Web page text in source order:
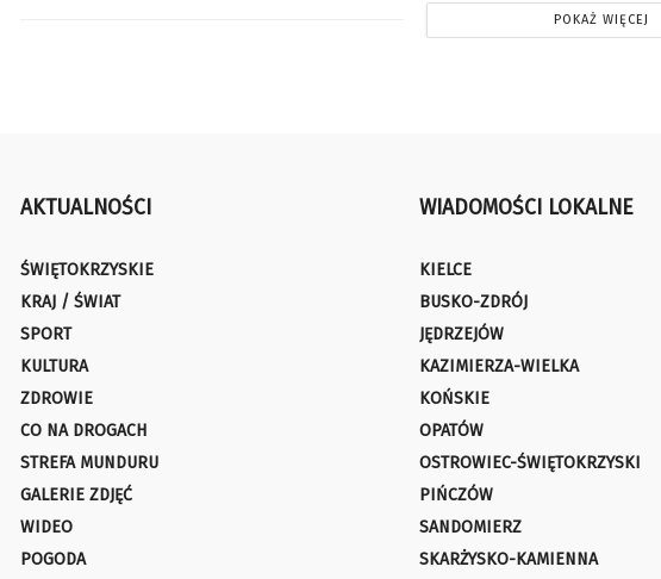
POKAŻ WIĘCEJ
AKTUALNOŚCI
ŚWIĘTOKRZYSKIE
KRAJ / ŚWIAT
SPORT
KULTURA
ZDROWIE
CO NA DROGACH
STREFA MUNDURU
GALERIE ZDJĘĆ
WIDEO
POGODA
WIADOMOŚCI LOKALNE
KIELCE
BUSKO-ZDRÓJ
JĘDRZEJÓW
KAZIMIERZA-WIELKA
KOŃSKIE
OPATÓW
OSTROWIEC-ŚWIĘTOKRZYSKI
PIŃCZÓW
SANDOMIERZ
SKARŻYSKO-KAMIENNA